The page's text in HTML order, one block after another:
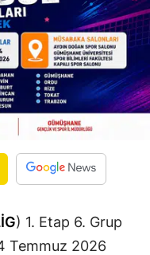
) 1. Etap 6. Grup
Temmuz 2026